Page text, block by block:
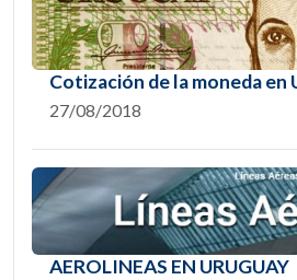
Cotización de la moneda en
27/08/2018
AEROLINEAS EN URUGUAY